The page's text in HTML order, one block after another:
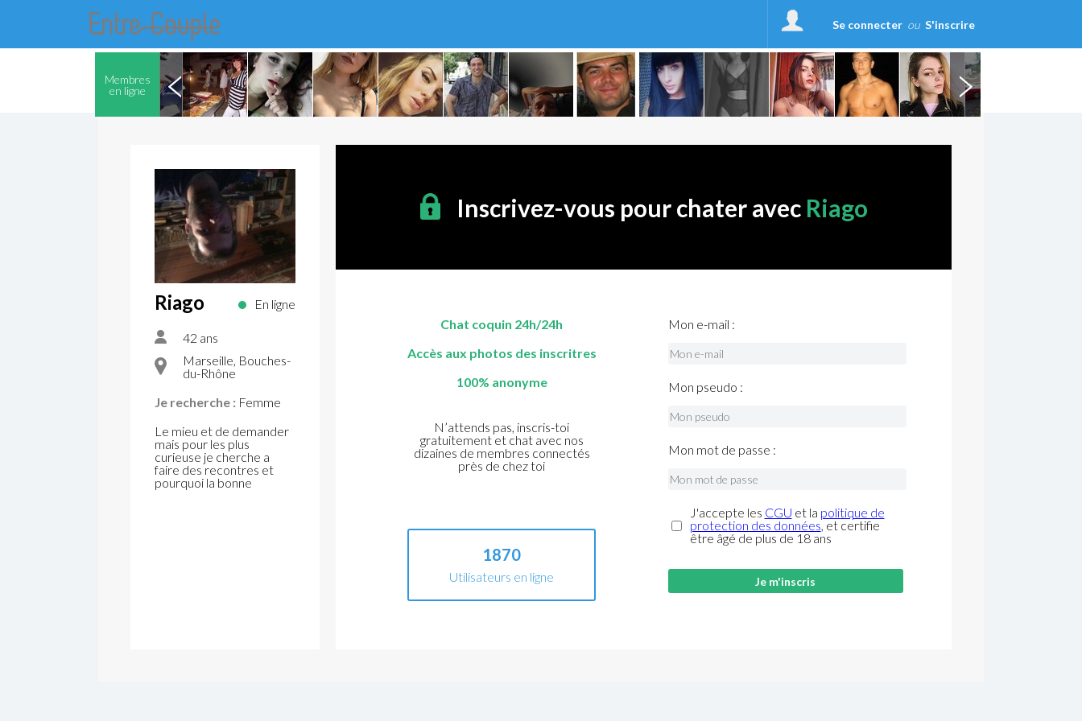
Se connecter ou S'inscrire
Membres
en ligne
Riago En ligne
42 ans
Marseille, Bouches-
du-Rhône
Je recherche : Femme
Le mieu et de demander
mais pour les plus
curieuse je cherche a
faire des recontres et
pourquoi la bonne
Inscrivez-vous pour chater avec Riago
Chat coquin 24h/24h
Accès aux photos des inscritres
100% anonyme
N’attends pas, inscris-toi
gratuitement et chat avec nos
dizaines de membres connectés
près de chez toi
1870
Utilisateurs en ligne
Mon e-mail :
Mon pseudo :
Mon mot de passe :
J'accepte les CGU et la politique de
protection des données, et certifie
être âgé de plus de 18 ans